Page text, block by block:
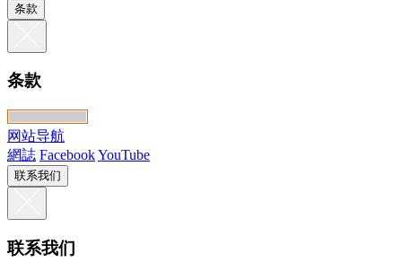
条款
条款
网站导航
網誌 FacebookYouTube
联系我们
联系我们